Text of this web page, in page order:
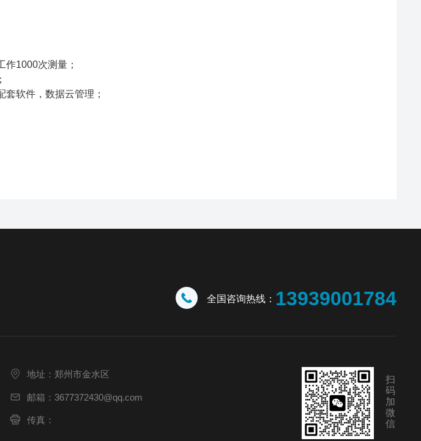
1000次测量；
软件，数据云管理；
全国咨询热线： 13939001784
地址：郑州市金水区
邮箱：3677372430@qq.com
传真：
扫
码
加
微
信